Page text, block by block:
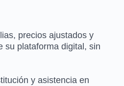
precios ajustados y
su plataforma digital, sin
y asistencia en